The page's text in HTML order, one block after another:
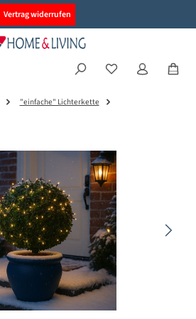
Vertrag widerrufen
"einfache" Lichterkette